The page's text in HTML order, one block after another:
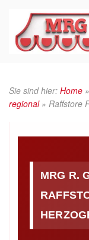
Sie sind hier: Home »
regional» Raffstore
MRG R.